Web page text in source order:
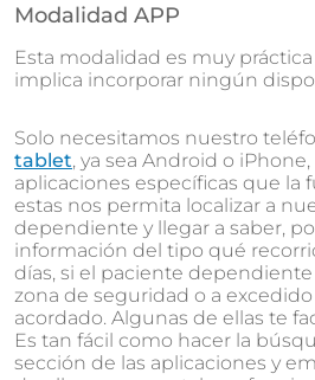
Modalidad APP
Esta modalidad es muy
implica incorporar ningún
Solo necesitamos nuestro
tablet, ya sea Android o
aplicaciones específicas que la
estas nos permita localizar a
dependiente y llegar a saber,
información del tipo qué
días, si el paciente
zona de seguridad o a
acordado. Algunas de ellas te
Es tan fácil como hacer la
sección de las aplicaciones y